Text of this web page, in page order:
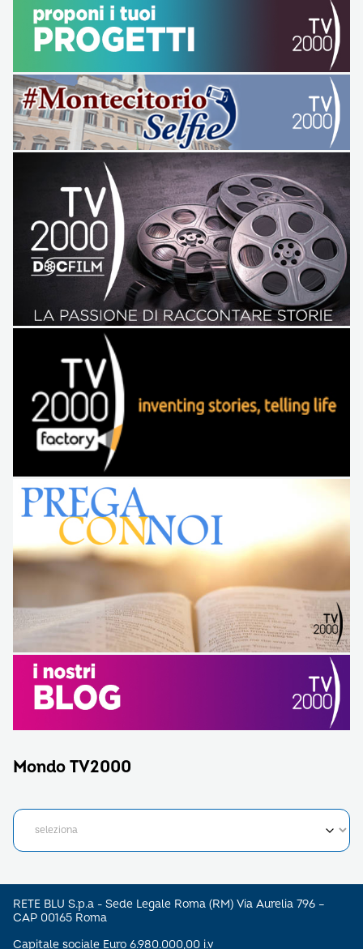
Mondo TV2000
RETE BLU S.p.a - Sede Legale Roma (RM) Via Aurelia 796 –
CAP 00165 Roma
Capitale sociale Euro 6.980.000,00 i.v